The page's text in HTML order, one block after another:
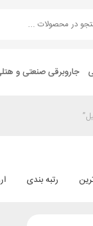
جاروبرقی صنعتی و
رتبه بندی